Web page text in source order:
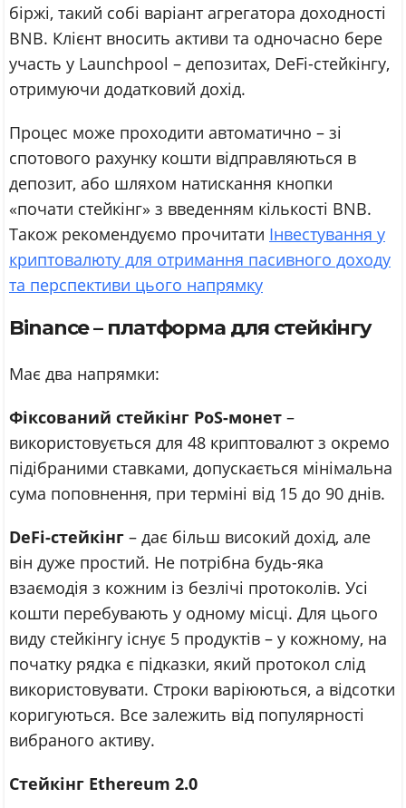
біржі, такий собі варіант агрегатора доходності
BNB. Клієнт вносить активи та одночасно бере
участь у Launchpool – депозитах, DeFi-стейкінгу,
отримуючи додатковий дохід.
Процес може проходити автоматично – зі
спотового рахунку кошти відправляються в
депозит, або шляхом натискання кнопки
«почати стейкінг» з введенням кількості BNB.
Також рекомендуємо прочитати Інвестування у
криптовалюту для отримання пасивного доходу
та перспективи цього напрямку
Binance – платформа для стейкінгу
Має два напрямки:
Фіксований стейкінг PoS-монет –
використовується для 48 криптовалют з окремо
підібраними ставками, допускається мінімальна
сума поповнення, при терміні від 15 до 90 днів.
DeFi-стейкінг – дає більш високий дохід, але
він дуже простий. Не потрібна будь-яка
взаємодія з кожним із безлічі протоколів. Усі
кошти перебувають у одному місці. Для цього
виду стейкінгу існує 5 продуктів – у кожному, на
початку рядка є підказки, який протокол слід
використовувати. Строки варіюються, а відсотки
коригуються. Все залежить від популярності
вибраного активу.
Стейкінг Ethereum 2.0